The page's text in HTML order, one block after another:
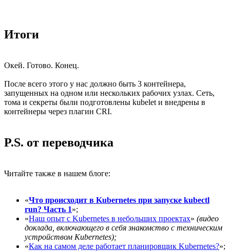
Итоги
Окей. Готово. Конец.
После всего этого у нас должно быть 3 контейнера,
запущенных на одном или нескольких рабочих узлах. Сеть,
тома и секреты были подготовлены kubelet и внедрены в
контейнеры через плагин CRI.
P.S. от переводчика
Читайте также в нашем блоге:
«Что происходит в Kubernetes при запуске kubectl
run? Часть 1»;
«Наш опыт с Kubernetes в небольших проектах» (видео
доклада, включающего в себя знакомство с техническим
устройством Kubernetes);
«Как на самом деле работает планировщик Kubernetes?»;